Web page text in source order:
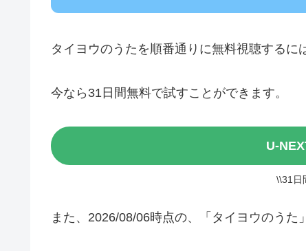
タイヨウのうたを順番通りに無料視聴するに
今なら31日間無料で試すことができます。
U-
\\31日
また、2026/08/06時点の、「タイヨウのうた